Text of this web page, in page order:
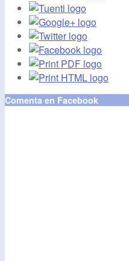
Comenta en Facebook